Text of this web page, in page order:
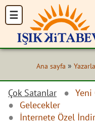
Ana sayfa »
Çok Satanlar
Yeni
Gelecekler
İnternete Özel